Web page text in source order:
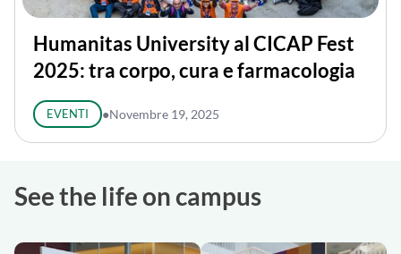
Humanitas University al CICAP Fest
2025: tra corpo, cura e farmacologia
EVENTI ●Novembre 19, 2025
See the life on campus